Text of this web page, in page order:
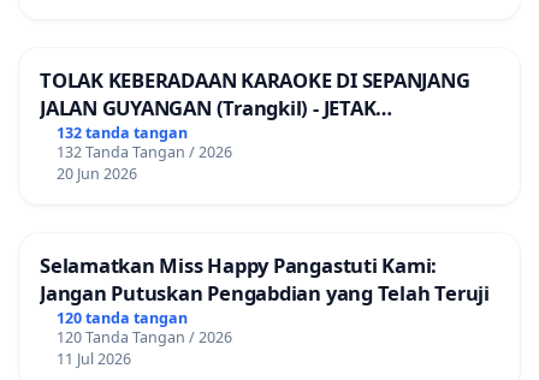
TOLAK KEBERADAAN KARAOKE DI SEPANJANG
JALAN GUYANGAN (Trangkil) - JETAK
(Wedarijaksa) Kab. PATI
132 tanda tangan
132 Tanda Tangan / 2026
20 Jun 2026
Selamatkan Miss Happy Pangastuti Kami:
Jangan Putuskan Pengabdian yang Telah Teruji
120 tanda tangan
120 Tanda Tangan / 2026
11 Jul 2026